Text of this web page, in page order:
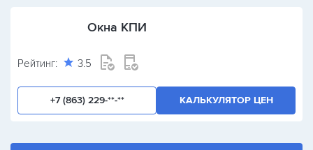
Окна КПИ
Рейтинг: 3.5
+7 (863) 229-**-** КАЛЬКУЛЯТОР ЦЕН